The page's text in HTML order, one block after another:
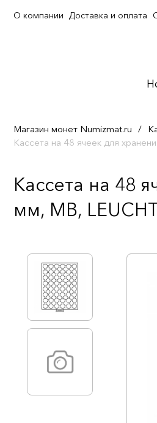
О компании Доставка и оплата
Магазин монет Numizmat.ru /
Кассета на 48 ячеек для
Кассета на 48
мм, MB,